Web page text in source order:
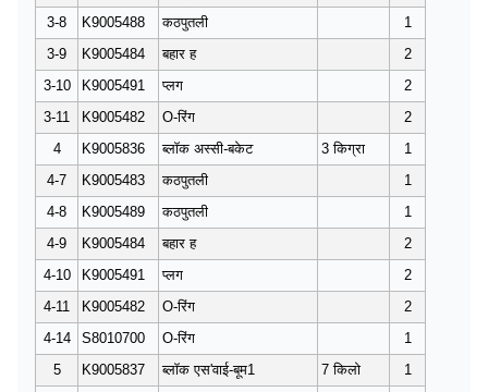
3-8
K9005488 कठपुतली
1
3-9
K9005484 बहार ह
2
3-10
K9005491 प्लग
2
3-11
K9005482 O-रिंग
2
4
K9005836 ब्लॉक अस्सी-बकेट 3 किग्रा
1
4-7
K9005483 कठपुतली
1
4-8
K9005489 कठपुतली
1
4-9
K9005484 बहार ह
2
4-10
K9005491 प्लग
2
4-11
K9005482 O-रिंग
2
4-14
S8010700 O-रिंग
1
5
K9005837 ब्लॉक एस'वाई-बूम1 7 किलो
1